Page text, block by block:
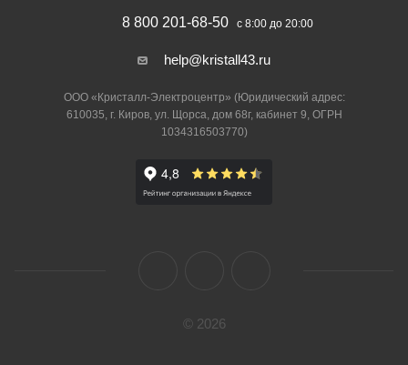
8 800 201-68-50 с 8:00 до 20:00
help@kristall43.ru
ООО «Кристалл-Электроцентр» (Юридический адрес:
610035, г. Киров, ул. Щорса, дом 68г, кабинет 9, ОГРН
1034316503770)
© 2026